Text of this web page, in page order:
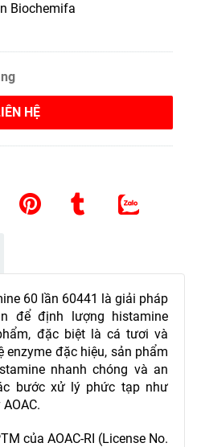
Biochemifa
HỆ
60 lần 60441 là giải pháp
để định lượng histamine
, đặc biệt là cá tươi và
enzyme đặc hiệu, sản phẩm
nhanh chóng và an
bước xử lý phức tạp như
của AOAC-RI (License No.